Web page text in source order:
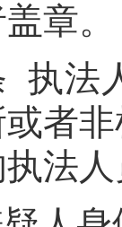
章。
执法
者
法